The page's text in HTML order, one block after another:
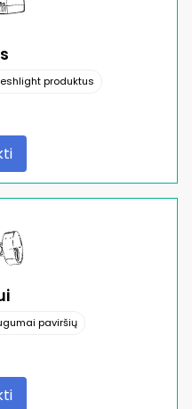
produktus
paviršių